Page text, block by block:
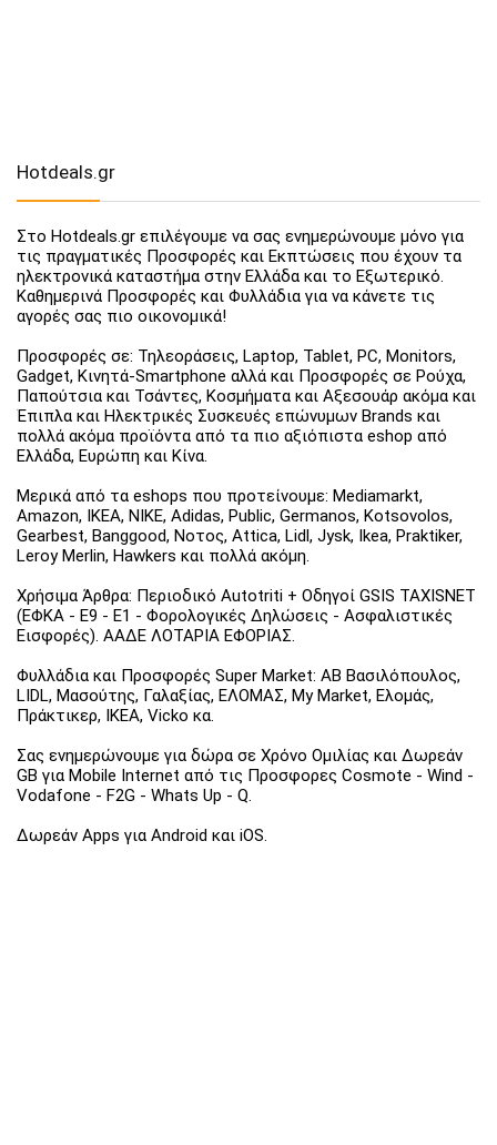
Hotdeals.gr
Στο Hotdeals.gr επιλέγουμε να σας ενημερώνουμε μόνο για
τις πραγματικές Προσφορές και Εκπτώσεις που έχουν τα
ηλεκτρονικά καταστήμα στην Ελλάδα και το Εξωτερικό.
Καθημερινά Προσφορές και Φυλλάδια για να κάνετε τις
αγορές σας πιο οικονομικά!
Προσφορές σε: Τηλεοράσεις, Laptop, Tablet, PC, Monitors,
Gadget, Κινητά-Smartphone αλλά και Προσφορές σε Ρούχα,
Παπούτσια και Τσάντες, Κοσμήματα και Αξεσουάρ ακόμα και
Έπιπλα και Ηλεκτρικές Συσκευές επώνυμων Brands και
πολλά ακόμα προϊόντα από τα πιο αξιόπιστα eshop από
Ελλάδα, Ευρώπη και Κίνα.
Μερικά από τα eshops που προτείνουμε: Mediamarkt,
Amazon, IKEA, NIKE, Adidas, Public, Germanos, Kotsovolos,
Gearbest, Banggood, Νοτος, Attica, Lidl, Jysk, Ikea, Praktiker,
Leroy Merlin, Hawkers και πολλά ακόμη.
Χρήσιμα Άρθρα: Περιοδικό Autotriti + Οδηγοί GSIS TAXISNET
(ΕΦΚΑ - Ε9 - Ε1 - Φορολογικές Δηλώσεις - Ασφαλιστικές
Εισφορές). ΑΑΔΕ ΛΟΤΑΡΙΑ ΕΦΟΡΙΑΣ.
Φυλλάδια και Προσφορές Super Market: ΑΒ Βασιλόπουλος,
LIDL, Μασούτης, Γαλαξίας, ΕΛΟΜΑΣ, My Market, Ελομάς,
Πράκτικερ, ΙΚΕΑ, Vicko κα.
Σας ενημερώνουμε για δώρα σε Χρόνο Ομιλίας και Δωρεάν
GB για Mobile Internet από τις Προσφορες Cosmote - Wind -
Vodafone - F2G - Whats Up - Q.
Δωρεάν Apps για Android και iOS.